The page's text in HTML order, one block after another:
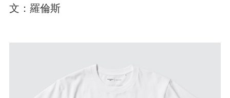
文：羅倫斯